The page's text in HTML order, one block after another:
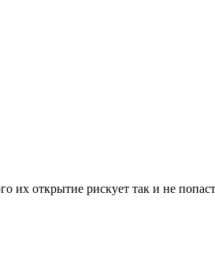
их открытие рискует так и не